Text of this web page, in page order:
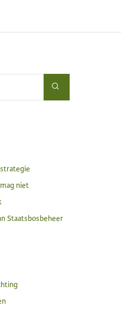
niet
Staatsbosbeheer